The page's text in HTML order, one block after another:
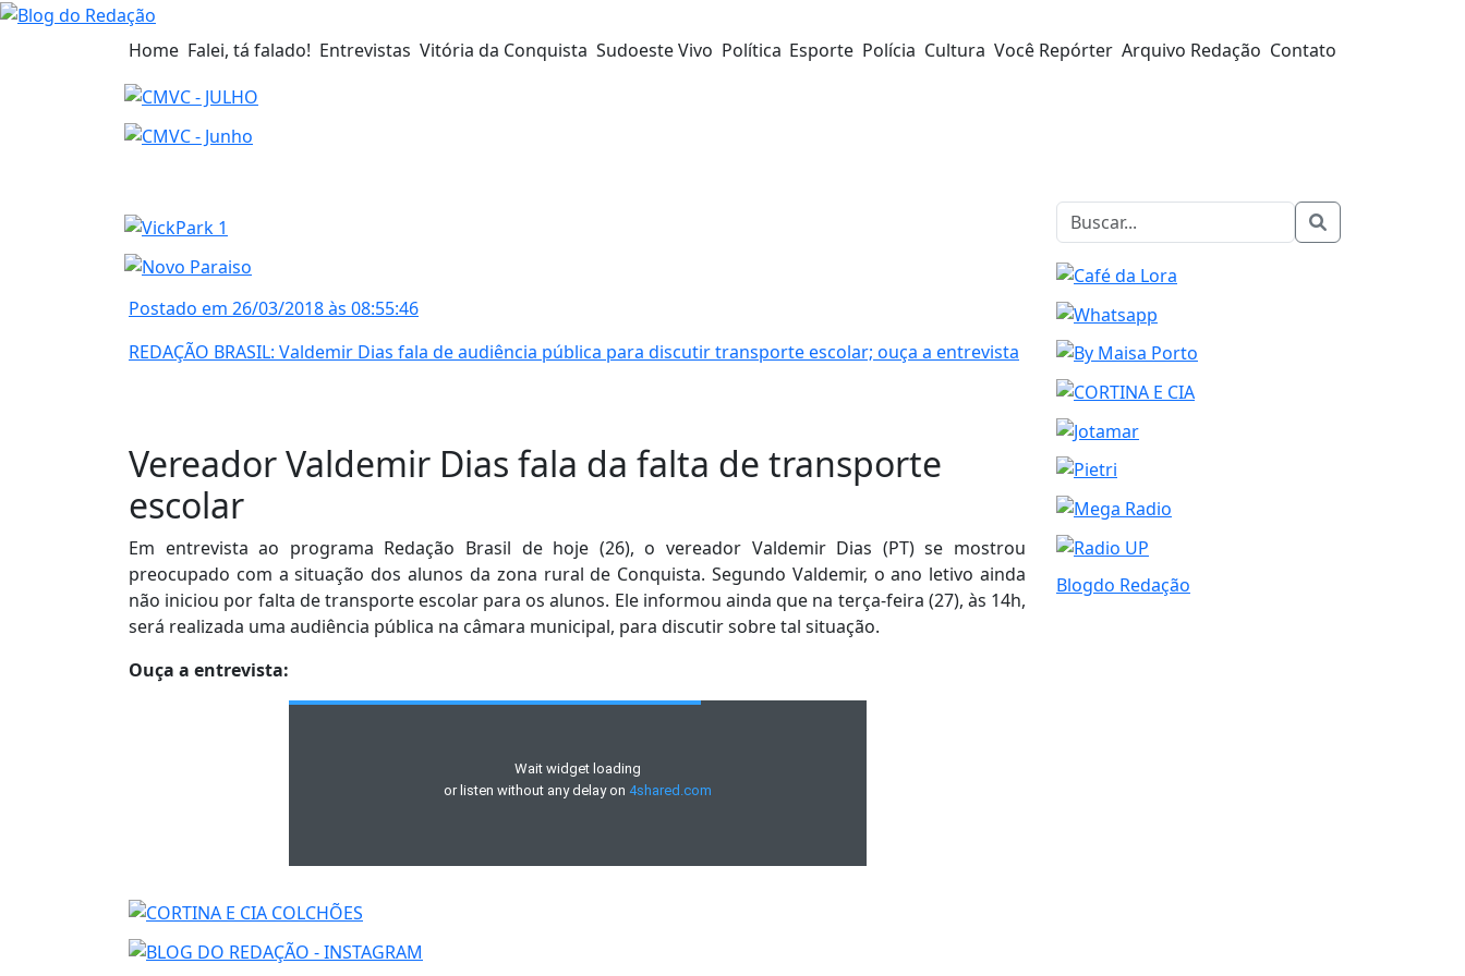
Home Falei, tá falado! Entrevistas Vitória da Conquista Sudoeste Vivo Política Esporte Polícia Cultura Você Repórter Arquivo Redação Contato
Postado em 26/03/2018 às 08:55:46
REDAÇÃO BRASIL: Valdemir Dias fala de audiência pública para discutir transporte escolar; ouça a entrevista
Vereador Valdemir Dias fala da falta de transporte
escolar
Em entrevista ao programa Redação Brasil de hoje (26), o vereador Valdemir Dias (PT) se mostrou
preocupado com a situação dos alunos da zona rural de Conquista. Segundo Valdemir, o ano letivo ainda
não iniciou por falta de transporte escolar para os alunos. Ele informou ainda que na terça-feira (27), às 14h,
será realizada uma audiência pública na câmara municipal, para discutir sobre tal situação.
Ouça a entrevista:
Blogdo Redação